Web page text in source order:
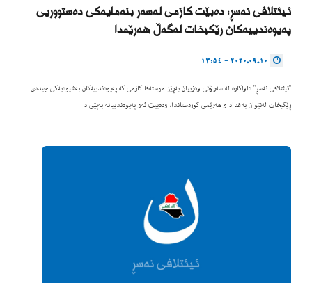
ئیئتلافی نەسڕ: دەبێت کازمی لەسەر بنەمایەکی دەستووریی
پەیوەندییەکان رێکبخات لەگەڵ هەرێمدا
"ئیئتلافی نەسڕ" داواکارە لە سەرۆکی وەزیران بەڕێز موستەفا کازمی کە پەیوەندییەکان بەشیوەیەکی جیددی
ڕێکبخات لەنێوان بەغداد و هەرێمی کوردستاندا، ودەبیت ئەو پەیوەندییانە بەپێی د